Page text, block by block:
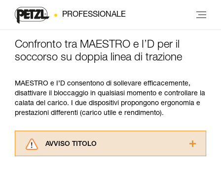
PROFESSIONALE
Confronto tra MAESTRO e I’D per il
soccorso su doppia linea di trazione
MAESTRO e I’D consentono di sollevare efficacemente,
disattivare il bloccaggio in qualsiasi momento e controllare la
calata del carico. I due dispositivi propongono ergonomia e
prestazioni differenti (carico utile e rendimento).
AVVISO TITOLO